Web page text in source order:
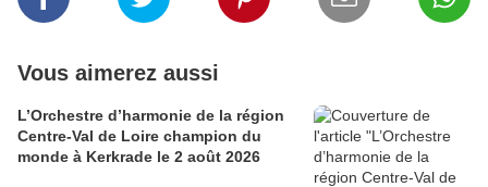
Vous aimerez aussi
L’Orchestre d’harmonie de la région
Centre-Val de Loire champion du
monde à Kerkrade le 2 août 2026